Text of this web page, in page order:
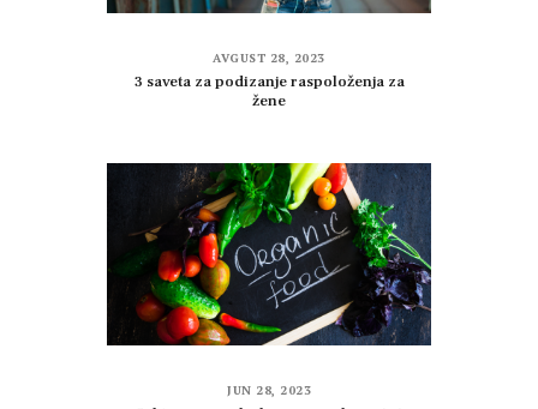
AVGUST 28, 2023
3 saveta za podizanje raspoloženja za
žene
JUN 28, 2023